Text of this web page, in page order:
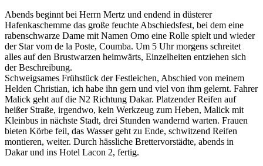
Abends beginnt bei Herrn Mertz und endend in düsterer
Hafenkaschemme das große feuchte Abschiedsfest, bei dem eine
rabenschwarze Dame mit Namen Omo eine Rolle spielt und wieder
der Star vom de la Poste, Coumba. Um 5 Uhr morgens schreitet
alles auf den Brustwarzen heimwärts, Einzelheiten entziehen sich
der Beschreibung.
Schweigsames Frühstück der Festleichen, Abschied von meinem
Helden Christian, ich habe ihn gern und viel von ihm gelernt. Fahrer
Malick geht auf die N2 Richtung Dakar. Platzender Reifen auf
heißer Straße, irgendwo, kein Werkzeug zum Heben, Malick mit
Kleinbus in nächste Stadt, drei Stunden wandernd warten. Frauen
bieten Körbe feil, das Wasser geht zu Ende, schwitzend Reifen
montieren, weiter. Durch hässliche Brettervorstädte, abends in
Dakar und ins Hotel Lacon 2, fertig.